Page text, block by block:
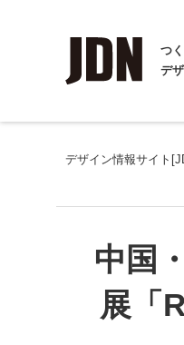
つ
デ
デザイン情報サイト
中国
展「